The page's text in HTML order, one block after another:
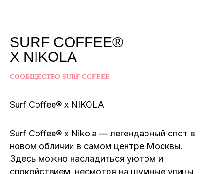
SURF COFFEE®
X NIKOLA
СООБЩЕСТВО SURF COFFEE
Surf Coffee® x NIKOLA
Surf Coffee® x Nikola — легендарный спот в
новом обличии в самом центре Москвы.
Здесь можно насладиться уютом и
спокойствием, несмотря на шумные улицы